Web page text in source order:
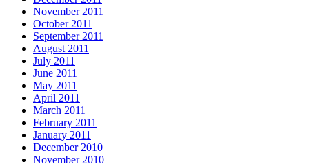
November 2011
October 2011
September 2011
August 2011
July 2011
June 2011
May 2011
April 2011
March 2011
February 2011
January 2011
December 2010
November 2010